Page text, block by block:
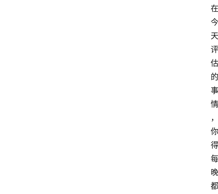
在
今
天
评
估
的
事
情
，
你
得
每
晚
都